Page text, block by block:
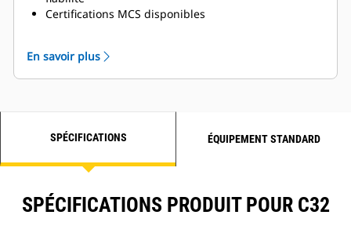
Certifications MCS disponibles
droit disponibles
En savoir plus
SPÉCIFICATIONS ÉQUIPEMENT STANDARD
SPÉCIFICATIONS PRODUIT POUR C32